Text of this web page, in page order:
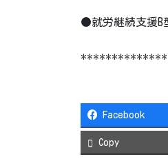
●就労継続支援B
Facebook
Copy